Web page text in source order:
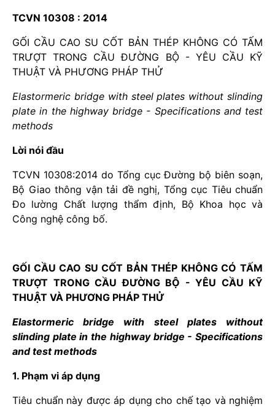
TCVN 10308 : 2014
GỐI CẦU CAO SU CỐT BẢN THÉP KHÔNG CÓ TẤM
TRƯỢT TRONG CẦU ĐƯỜNG BỘ - YÊU CẦU KỸ
THUẬT VÀ PHƯƠNG PHÁP THỬ
Elastormeric bridge with steel plates without slinding
plate in the highway bridge - Specifications and test
methods
Lời nói đầu
TCVN 10308:2014 do Tổng cục Đường bộ biên soạn,
Bộ Giao thông vận tải đề nghị, Tổng cục Tiêu chuẩn
Đo lường Chất lượng thẩm định, Bộ Khoa học và
Công nghệ công bố.
GỐI CẦU CAO SU CỐT BẢN THÉP KHÔNG CÓ TẤM
TRƯỢT TRONG CẦU ĐƯỜNG BỘ - YÊU CẦU KỸ
THUẬT VÀ PHƯƠNG PHÁP THỬ
Elastormeric bridge with steel plates without
slinding plate in the highway bridge - Specifications
and test methods
1. Phạm vi áp dụng
Tiêu chuẩn này được áp dụng cho chế tạo và nghiệm